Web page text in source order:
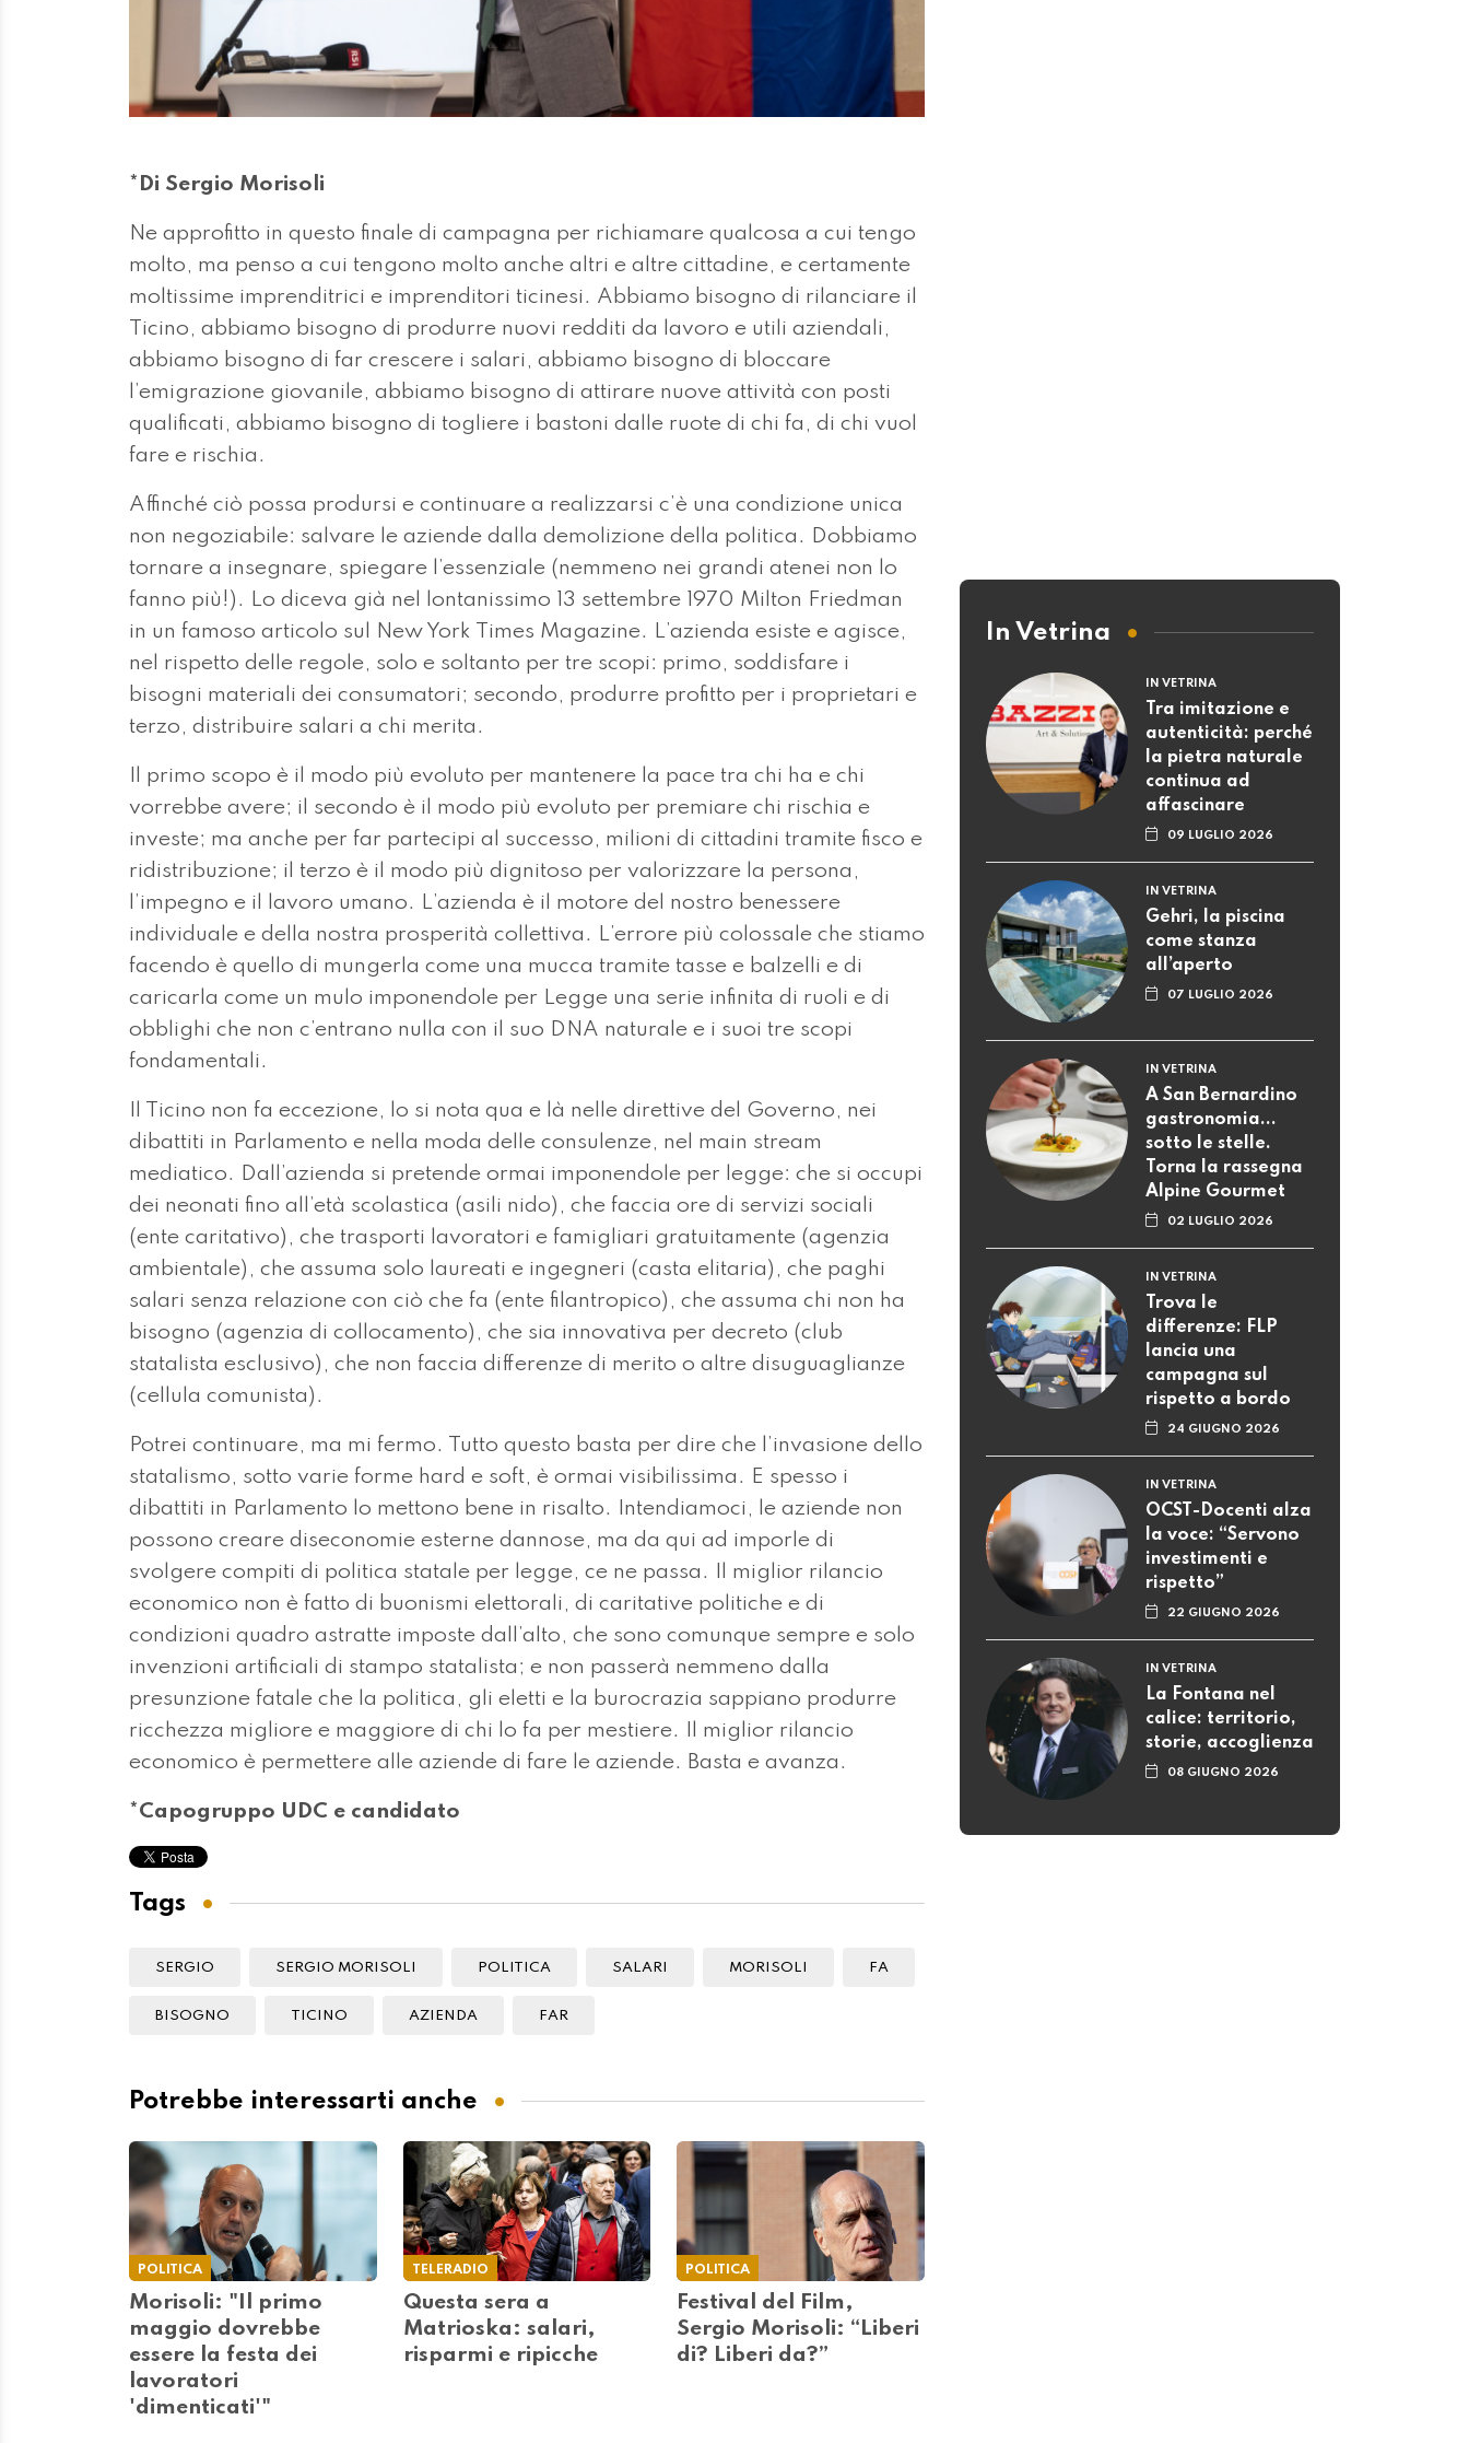
*Di Sergio Morisoli
Ne approfitto in questo finale di campagna per richiamare qualcosa a cui tengo
molto, ma penso a cui tengono molto anche altri e altre cittadine, e certamente
moltissime imprenditrici e imprenditori ticinesi. Abbiamo bisogno di rilanciare il
Ticino, abbiamo bisogno di produrre nuovi redditi da lavoro e utili aziendali,
abbiamo bisogno di far crescere i salari, abbiamo bisogno di bloccare
l’emigrazione giovanile, abbiamo bisogno di attirare nuove attività con posti
qualificati, abbiamo bisogno di togliere i bastoni dalle ruote di chi fa, di chi vuol
fare e rischia.
Affinché ciò possa prodursi e continuare a realizzarsi c’è una condizione unica
non negoziabile: salvare le aziende dalla demolizione della politica. Dobbiamo
tornare a insegnare, spiegare l’essenziale (nemmeno nei grandi atenei non lo
fanno più!). Lo diceva già nel lontanissimo 13 settembre 1970 Milton Friedman
in un famoso articolo sul New York Times Magazine. L’azienda esiste e agisce,
nel rispetto delle regole, solo e soltanto per tre scopi: primo, soddisfare i
bisogni materiali dei consumatori; secondo, produrre profitto per i proprietari e
terzo, distribuire salari a chi merita.
Il primo scopo è il modo più evoluto per mantenere la pace tra chi ha e chi
vorrebbe avere; il secondo è il modo più evoluto per premiare chi rischia e
investe; ma anche per far partecipi al successo, milioni di cittadini tramite fisco e
ridistribuzione; il terzo è il modo più dignitoso per valorizzare la persona,
l’impegno e il lavoro umano. L’azienda è il motore del nostro benessere
individuale e della nostra prosperità collettiva. L’errore più colossale che stiamo
facendo è quello di mungerla come una mucca tramite tasse e balzelli e di
caricarla come un mulo imponendole per Legge una serie infinita di ruoli e di
obblighi che non c’entrano nulla con il suo DNA naturale e i suoi tre scopi
fondamentali.
Il Ticino non fa eccezione, lo si nota qua e là nelle direttive del Governo, nei
dibattiti in Parlamento e nella moda delle consulenze, nel main stream
mediatico. Dall’azienda si pretende ormai imponendole per legge: che si occupi
dei neonati fino all’età scolastica (asili nido), che faccia ore di servizi sociali
(ente caritativo), che trasporti lavoratori e famigliari gratuitamente (agenzia
ambientale), che assuma solo laureati e ingegneri (casta elitaria), che paghi
salari senza relazione con ciò che fa (ente filantropico), che assuma chi non ha
bisogno (agenzia di collocamento), che sia innovativa per decreto (club
statalista esclusivo), che non faccia differenze di merito o altre disuguaglianze
(cellula comunista).
Potrei continuare, ma mi fermo. Tutto questo basta per dire che l’invasione dello
statalismo, sotto varie forme hard e soft, è ormai visibilissima. E spesso i
dibattiti in Parlamento lo mettono bene in risalto. Intendiamoci, le aziende non
possono creare diseconomie esterne dannose, ma da qui ad imporle di
svolgere compiti di politica statale per legge, ce ne passa. Il miglior rilancio
economico non è fatto di buonismi elettorali, di caritative politiche e di
condizioni quadro astratte imposte dall’alto, che sono comunque sempre e solo
invenzioni artificiali di stampo statalista; e non passerà nemmeno dalla
presunzione fatale che la politica, gli eletti e la burocrazia sappiano produrre
ricchezza migliore e maggiore di chi lo fa per mestiere. Il miglior rilancio
economico è permettere alle aziende di fare le aziende. Basta e avanza.
*Capogruppo UDC e candidato
Tags
SERGIO SERGIO MORISOLI POLITICA SALARI MORISOLI FA
BISOGNO TICINO AZIENDA FAR
Potrebbe interessarti anche
POLITICA
Morisoli: "Il primo
maggio dovrebbe
essere la festa dei
lavoratori
'dimenticati'"
TELERADIO
Questa sera a
Matrioska: salari,
risparmi e ripicche
POLITICA
Festival del Film,
Sergio Morisoli: “Liberi
di? Liberi da?”
In Vetrina
IN VETRINA
Tra imitazione e
autenticità: perché
la pietra naturale
continua ad
affascinare
09 LUGLIO 2026
IN VETRINA
Gehri, la piscina
come stanza
all’aperto
07 LUGLIO 2026
IN VETRINA
A San Bernardino
gastronomia...
sotto le stelle.
Torna la rassegna
Alpine Gourmet
02 LUGLIO 2026
IN VETRINA
Trova le
differenze: FLP
lancia una
campagna sul
rispetto a bordo
24 GIUGNO 2026
IN VETRINA
OCST-Docenti alza
la voce: “Servono
investimenti e
rispetto”
22 GIUGNO 2026
IN VETRINA
La Fontana nel
calice: territorio,
storie, accoglienza
08 GIUGNO 2026